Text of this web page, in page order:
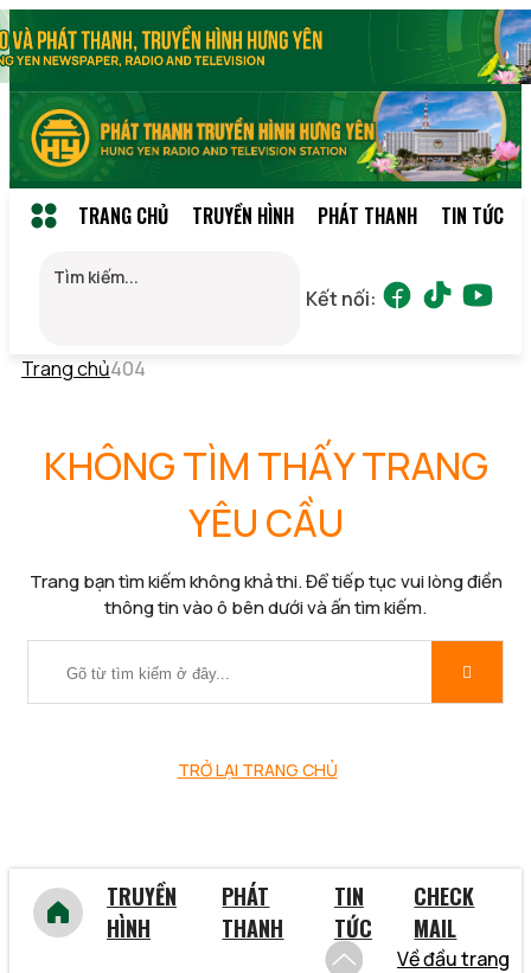
TRANG CHỦ TRUYỀN HÌNH PHÁT THANH TIN TỨC
Kết nối:
Trang chủ404
KHÔNG TÌM THẤY TRANG
YÊU CẦU
Trang bạn tìm kiếm không khả thi. Để tiếp tục vui lòng điền
thông tin vào ô bên dưới và ấn tìm kiếm.
TRỞ LẠI TRANG CHỦ
TRUYỀN
HÌNH
PHÁT
THANH
TIN
TỨC
CHECK
MAIL
Về đầu trang